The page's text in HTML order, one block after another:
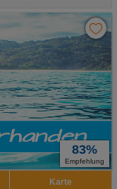
83%
Empfehlung
Karte